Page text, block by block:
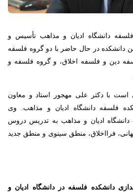
دانشگاه ادیان و مذاهب تأسیس و
دانشکده در حال حاضر با دو گروه فلسفه
دین و فلسفه اخلاق، و گروه فلسفه و
است با دکتر علی مهجور استاد و معاون
فلسفه دانشگاه ادیان و مذاهب. وی
دانشگاه ادیان و مذاهب به تدریس دروس
فرااخلاق، منطق سینوی و منطق جدید
دانشکده فلسفه در دانشگاه ادیان و